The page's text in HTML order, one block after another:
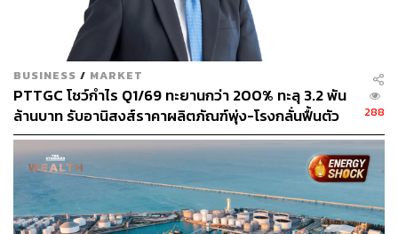
BUSINESS / MARKET
PTTGC โชว์กำไร Q1/69 ทะยานกว่า 200% ทะลุ 3.2 พัน
ล้านบาท รับอานิสงส์ราคาผลิตภัณฑ์พุ่ง-โรงกลั่นฟื้นตัว
หลังอุปทานที่ลดลงโดยเฉพาะจากประเทศใน
ตะวันออกกลาง
288